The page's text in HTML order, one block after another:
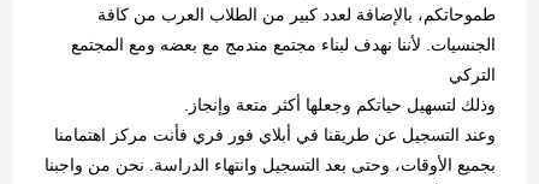
طموحاتكم، بالإضافة لعدد كبير من الطلاب العرب من كافة
الجنسيات. لأننا نهدف لبناء مجتمع مندمج مع بعضه ومع المجتمع
التركي
وذلك لتسهيل حياتكم وجعلها أكثر متعة وإنجاز.
وعند التسجيل عن طريقنا في أبلاي فور فري فأنت مركز اهتمامنا
بجميع الأوقات، وحتى بعد التسجيل وانتهاء الدراسة. نحن من واجبنا